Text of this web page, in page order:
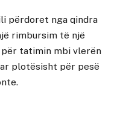
përdoret nga qindra
rimbursim të një
për tatimin mbi vlerën
plotësisht për pesë